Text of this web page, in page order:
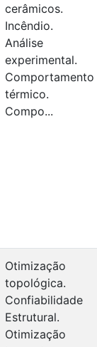
cerâmicos.
Incêndio.
Análise
experimental.
Comportamento
térmico.
Compo...
Otimização
topológica.
Confiabilidade
Estrutural.
Otimização